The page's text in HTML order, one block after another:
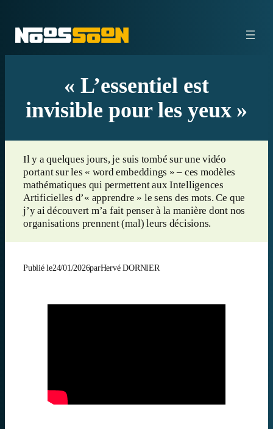
contenu
« L’essentiel est
invisible pour les yeux »
Il y a quelques jours, je suis tombé sur une vidéo
portant sur les « word embeddings » – ces modèles
mathématiques qui permettent aux Intelligences
Artificielles d’« apprendre » le sens des mots. Ce que
j’y ai découvert m’a fait penser à la manière dont nos
organisations prennent (mal) leurs décisions.
Publié le24/01/2026parHervé DORNIER